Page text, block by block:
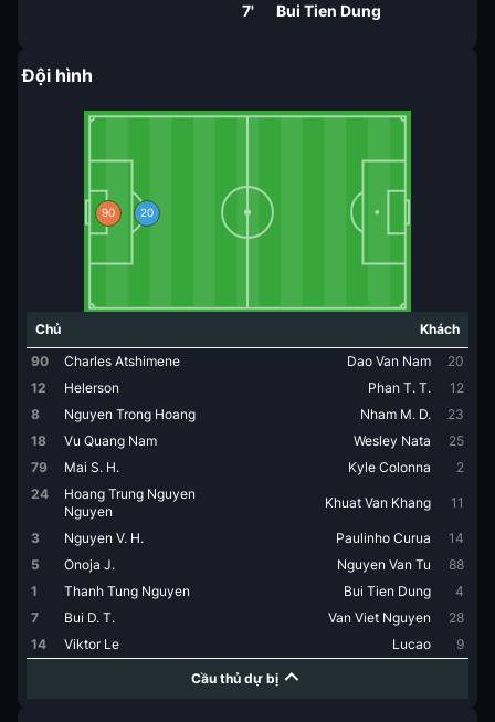
7'
Bui Tien Dung
Đội hình
90 20
Chủ
Khách
90
Charles Atshimene Dao Van Nam
20
12
Helerson Phan T. T.
12
8
Nguyen Trong Hoang Nham M. D.
23
18
Vu Quang Nam Wesley Nata
25
79
Mai S. H. Kyle Colonna
2
24
Hoang Trung Nguyen
Nguyen
Khuat Van Khang 11
3 Nguyen V. H. Paulinho Curua
14
5
Onoja J. Nguyen Van Tu
88
1
Thanh Tung Nguyen Bui Tien Dung
4
7
Bui D. T. Van Viet Nguyen
28
14
Viktor Le Lucao 9
Cầu thủ dự bị